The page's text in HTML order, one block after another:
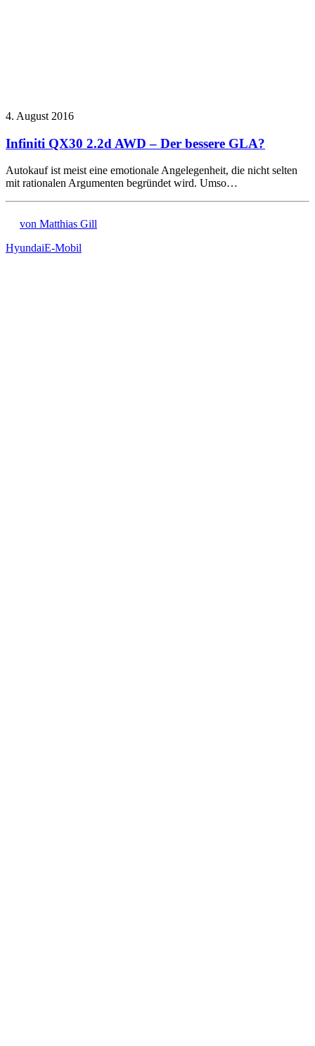
4. August 2016
Infiniti QX30 2.2d AWD – Der bessere GLA?
Autokauf ist meist eine emotionale Angelegenheit, die nicht selten
mit rationalen Argumenten begründet wird. Umso…
von Matthias Gill
HyundaiE-Mobil